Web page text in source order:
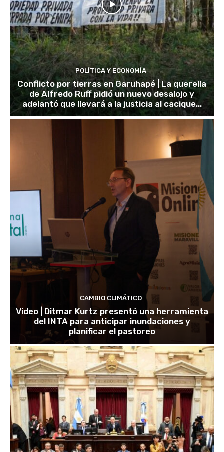
POLÍTICA Y ECONOMÍA
Conflicto por tierras en Garuhapé | La querella
de Alfredo Ruff pidió un nuevo desalojo y
adelantó que llevará a la justicia al cacique...
CAMBIO CLIMÁTICO
Video | Ditmar Kurtz presentó una herramienta
del INTA para anticipar inundaciones y
planificar el pastoreo